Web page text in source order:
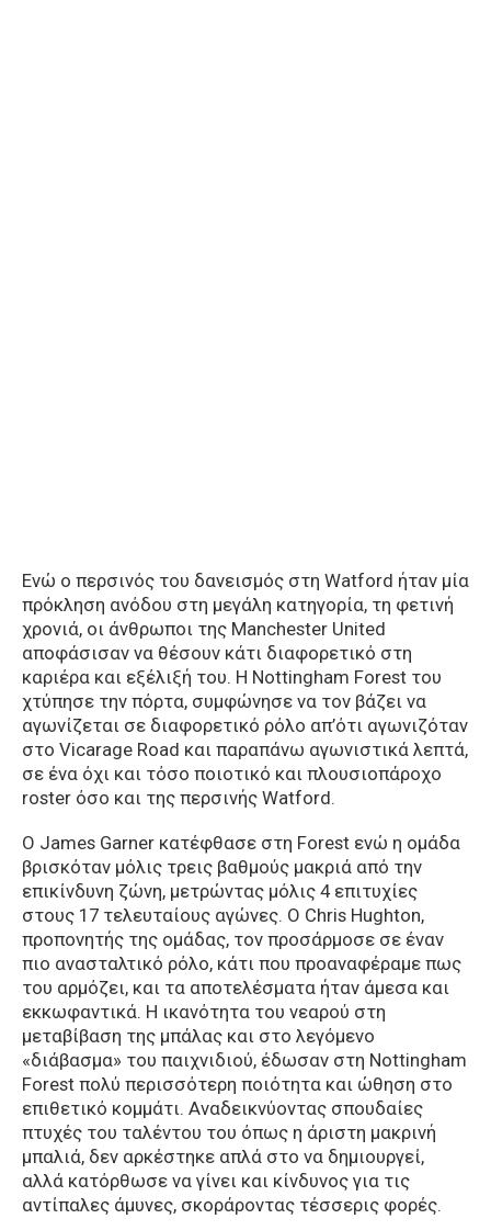
Ενώ ο περσινός του δανεισμός στη Watford ήταν μία
πρόκληση ανόδου στη μεγάλη κατηγορία, τη φετινή
χρονιά, οι άνθρωποι της Manchester United
αποφάσισαν να θέσουν κάτι διαφορετικό στη
καριέρα και εξέλιξή του. Η Nottingham Forest του
χτύπησε την πόρτα, συμφώνησε να τον βάζει να
αγωνίζεται σε διαφορετικό ρόλο απ’ότι αγωνιζόταν
στο Vicarage Road και παραπάνω αγωνιστικά λεπτά,
σε ένα όχι και τόσο ποιοτικό και πλουσιοπάροχο
roster όσο και της περσινής Watford.
Ο James Garner κατέφθασε στη Forest ενώ η ομάδα
βρισκόταν μόλις τρεις βαθμούς μακριά από την
επικίνδυνη ζώνη, μετρώντας μόλις 4 επιτυχίες
στους 17 τελευταίους αγώνες. Ο Chris Hughton,
προπονητής της ομάδας, τον προσάρμοσε σε έναν
πιο ανασταλτικό ρόλο, κάτι που προαναφέραμε πως
του αρμόζει, και τα αποτελέσματα ήταν άμεσα και
εκκωφαντικά. Η ικανότητα του νεαρού στη
μεταβίβαση της μπάλας και στο λεγόμενο
«διάβασμα» του παιχνιδιού, έδωσαν στη Nottingham
Forest πολύ περισσότερη ποιότητα και ώθηση στο
επιθετικό κομμάτι. Αναδεικνύοντας σπουδαίες
πτυχές του ταλέντου του όπως η άριστη μακρινή
μπαλιά, δεν αρκέστηκε απλά στο να δημιουργεί,
αλλά κατόρθωσε να γίνει και κίνδυνος για τις
αντίπαλες άμυνες, σκοράροντας τέσσερις φορές.